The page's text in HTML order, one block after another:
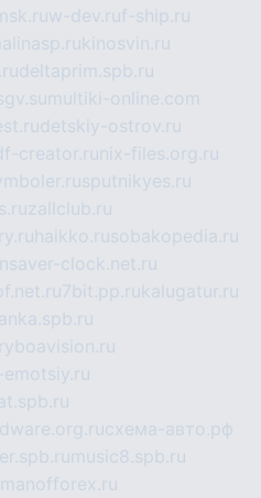
w-dev.ruf-ship.ru
kinosvin.ru
deltaprim.spb.ru
multiki-online.com
detskiy-ostrov.ru
creator.ru nix-files.org.ru
sputnikyes.ru
zallclub.ru
haikko.rusobakopedia.ru
clock.net.ru
7bit.pp.rukalugatur.ru
схема-авто.рф
music8.spb.ru